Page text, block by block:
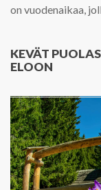
on vuodenaikaa,
KEVÄT
ELOON